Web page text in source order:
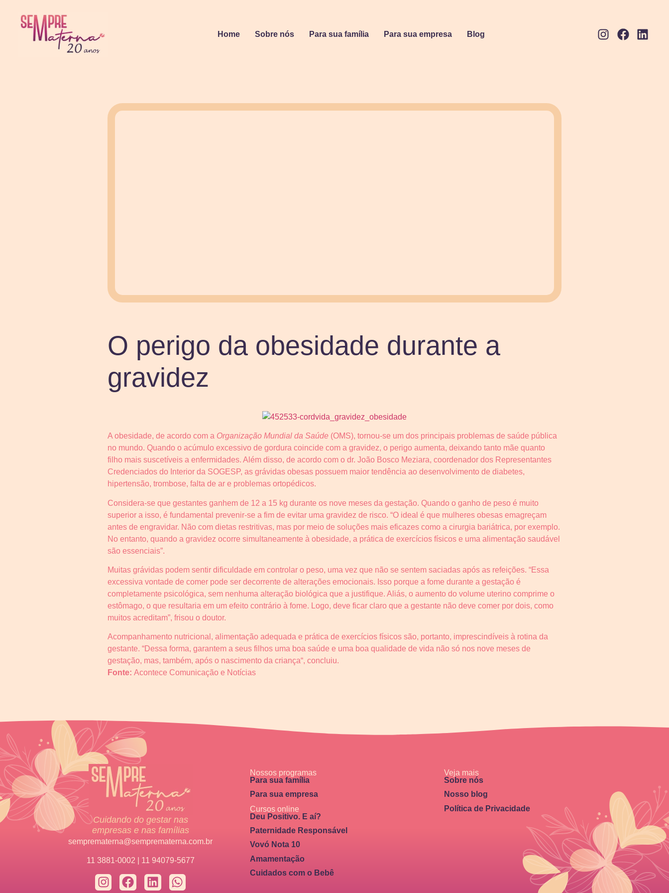
Home Sobre nós Para sua família Para sua empresa Blog
O perigo da obesidade durante a
gravidez
A obesidade, de acordo com a Organização Mundial da Saúde (OMS), tornou-se um dos principais problemas de saúde pública
no mundo. Quando o acúmulo excessivo de gordura coincide com a gravidez, o perigo aumenta, deixando tanto mãe quanto
filho mais suscetíveis a enfermidades. Além disso, de acordo com o dr. João Bosco Meziara, coordenador dos Representantes
Credenciados do Interior da SOGESP, as grávidas obesas possuem maior tendência ao desenvolvimento de diabetes,
hipertensão, trombose, falta de ar e problemas ortopédicos.
Considera-se que gestantes ganhem de 12 a 15 kg durante os nove meses da gestação. Quando o ganho de peso é muito
superior a isso, é fundamental prevenir-se a fim de evitar uma gravidez de risco. “O ideal é que mulheres obesas emagreçam
antes de engravidar. Não com dietas restritivas, mas por meio de soluções mais eficazes como a cirurgia bariátrica, por exemplo.
No entanto, quando a gravidez ocorre simultaneamente à obesidade, a prática de exercícios físicos e uma alimentação saudável
são essenciais”.
Muitas grávidas podem sentir dificuldade em controlar o peso, uma vez que não se sentem saciadas após as refeições. “Essa
excessiva vontade de comer pode ser decorrente de alterações emocionais. Isso porque a fome durante a gestação é
completamente psicológica, sem nenhuma alteração biológica que a justifique. Aliás, o aumento do volume uterino comprime o
estômago, o que resultaria em um efeito contrário à fome. Logo, deve ficar claro que a gestante não deve comer por dois, como
muitos acreditam”, frisou o doutor.
Acompanhamento nutricional, alimentação adequada e prática de exercícios físicos são, portanto, imprescindíveis à rotina da
gestante. “Dessa forma, garantem a seus filhos uma boa saúde e uma boa qualidade de vida não só nos nove meses de
gestação, mas, também, após o nascimento da criança“, concluiu.
Fonte: Acontece Comunicação e Notícias
Cuidando do gestar nas
empresas e nas famílias
semprematerna@semprematerna.com.br
11 3881-0002 | 11 94079-5677
Nossos programas
Para sua família
Para sua empresa
Cursos online
Deu Positivo. E aí?
Paternidade Responsável
Vovó Nota 10
Amamentação
Cuidados com o Bebê
Veja mais
Sobre nós
Nosso blog
Política de Privacidade